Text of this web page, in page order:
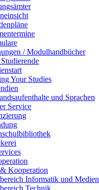
/ Modulhandbücher
Your Studies
und Sprachen
Service
Kooperation
Informatik und Medien
Technik